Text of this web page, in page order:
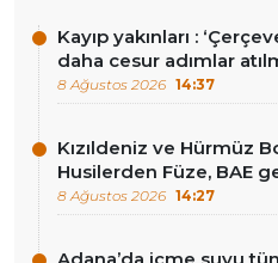
Kayıp yakınları :
daha cesur adımlar
8 Ağustos 2026 14:37
Kızıldeniz ve Hürmüz
Husilerden Füze, BAE
8 Ağustos 2026 14:27